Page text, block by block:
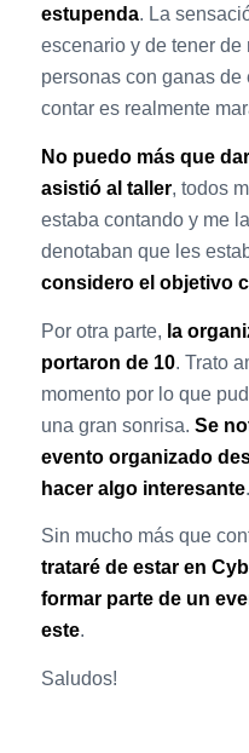
estupenda. La
escenario y de tener de
personas con ganas
contar es realmente
No puedo más que
asistió al taller, todos
estaba contando y me
denotaban que les
considero el objetivo
Por otra parte, la
portaron de 10. Trato
momento por lo que
una gran sonrisa. Se
evento organizado
hacer algo interesante.
Sin mucho más que
trataré de estar en
formar parte de un
este.
Saludos!